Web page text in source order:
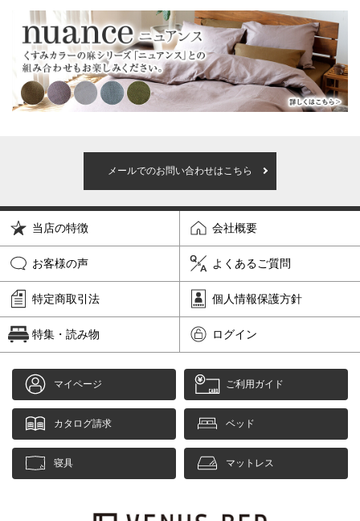
メールでのお問い合わせはこちら
当店の特徴 会社概要
お客様の声 よくあるご質問
特定商取引法 個人情報保護方針
特集・読み物 ログイン
マイページ ご利用ガイド
カタログ請求 ベッド
寝具 マットレス